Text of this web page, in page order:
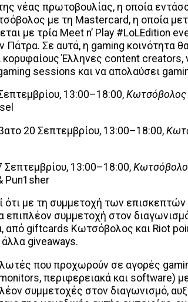
νέας πρωτοβουλίας, η οποία
με τη Mastercard, η οποία
με τρία Meet n’ Play #LoLEdition
Πάτρα. Σε αυτά, η gaming κοινότητα
Έλληνες content creators,
sessions και να απολαύσει
13:00–18:00,Κωτσόβολος
20 Σεπτεμβρίου, 13:00–18:00,
13:00–18:00,
Pun1sher
ότι με τη συμμετοχή των επισκεπτών
επιπλέον συμμετοχή στον
από giftcards Kωτσόβολος και Riot
άλλα giveaways.
που προχωρούν σε αγορές
περιφερειακά και software)
συμμετοχές στον διαγωνισμό,